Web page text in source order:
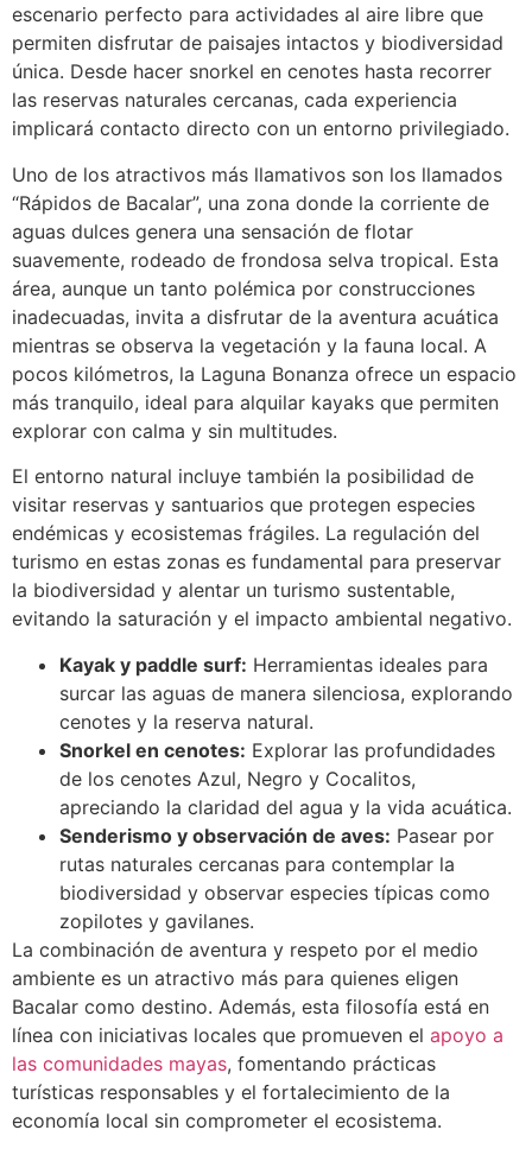
escenario perfecto para actividades al aire libre que
permiten disfrutar de paisajes intactos y biodiversidad
única. Desde hacer snorkel en cenotes hasta recorrer
las reservas naturales cercanas, cada experiencia
implicará contacto directo con un entorno privilegiado.
Uno de los atractivos más llamativos son los llamados
“Rápidos de Bacalar”, una zona donde la corriente de
aguas dulces genera una sensación de flotar
suavemente, rodeado de frondosa selva tropical. Esta
área, aunque un tanto polémica por construcciones
inadecuadas, invita a disfrutar de la aventura acuática
mientras se observa la vegetación y la fauna local. A
pocos kilómetros, la Laguna Bonanza ofrece un espacio
más tranquilo, ideal para alquilar kayaks que permiten
explorar con calma y sin multitudes.
El entorno natural incluye también la posibilidad de
visitar reservas y santuarios que protegen especies
endémicas y ecosistemas frágiles. La regulación del
turismo en estas zonas es fundamental para preservar
la biodiversidad y alentar un turismo sustentable,
evitando la saturación y el impacto ambiental negativo.
Kayak y paddle surf: Herramientas ideales para
surcar las aguas de manera silenciosa, explorando
cenotes y la reserva natural.
Snorkel en cenotes: Explorar las profundidades
de los cenotes Azul, Negro y Cocalitos,
apreciando la claridad del agua y la vida acuática.
Senderismo y observación de aves: Pasear por
rutas naturales cercanas para contemplar la
biodiversidad y observar especies típicas como
zopilotes y gavilanes.
La combinación de aventura y respeto por el medio
ambiente es un atractivo más para quienes eligen
Bacalar como destino. Además, esta filosofía está en
línea con iniciativas locales que promueven el apoyo a
las comunidades mayas, fomentando prácticas
turísticas responsables y el fortalecimiento de la
economía local sin comprometer el ecosistema.